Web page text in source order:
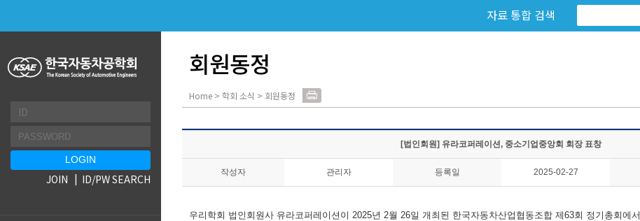
JOIN ID/PW SEARCH
자료 통합 검색
회원동정
Home > 학회 소식 > 회원동정
[법인회원] 유라코퍼레이션, 중소기업중앙회 회장 표창
작성자 관리자 등록일 2025-02-27
우리학회 법인회원사 유라코퍼레이션이 2025년 2월 26일 개최된 한국자동차산업협동조합 제63회 정기총회에서